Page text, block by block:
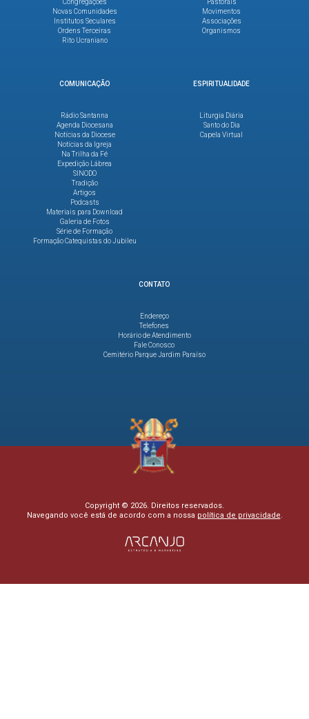
Congregações
Novas Comunidades
Institutos Seculares
Ordens Terceiras
Rito Ucraniano
Pastorais
Movimentos
Associações
Organismos
COMUNICAÇÃO
Rádio Santanna
Agenda Diocesana
Notícias da Diocese
Notícias da Igreja
Na Trilha da Fé
Expedição Lábrea
SINODO
Tradição
Artigos
Podcasts
Materiais para Download
Galeria de Fotos
Série de Formação
Formação Catequistas do Jubileu
ESPIRITUALIDADE
Liturgia Diária
Santo do Dia
Capela Virtual
CONTATO
Endereço
Telefones
Horário de Atendimento
Fale Conosco
Cemitério Parque Jardim Paraíso
Copyright © 2026. Direitos reservados.
Navegando você está de acordo com a nossa política de privacidade.